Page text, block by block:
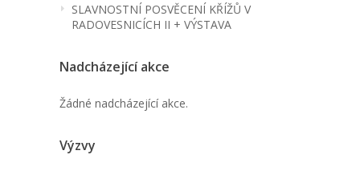
SLAVNOSTNÍ POSVĚCENÍ KŘÍŽŮ V
RADOVESNICÍCH II + VÝSTAVA
Nadcházející akce
Žádné nadcházející akce.
Výzvy